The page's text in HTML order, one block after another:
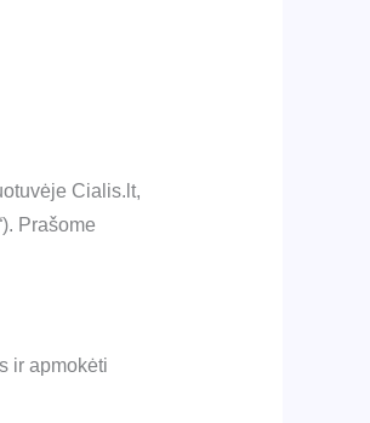
Cialis.lt,
Prašome
ir apmokėti